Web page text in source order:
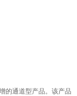
的通道型产品。该产品